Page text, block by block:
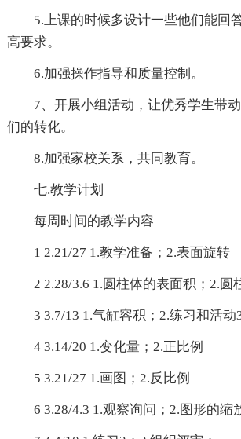
5.上课的时候多设计一些他们能回
高要求。
6.加强操作指导和质量控制。
7、开展小组活动，让优秀学生带
们的转化。
8.加强家校关系，共同教育。
七.教学计划
每周时间的教学内容
1 2.21/27 1.教学准备；2.表面旋转
2 2.28/3.6 1.圆柱体的表面积；2.圆
3 3.7/13 1.气缸容积；2.练习和活动
4 3.14/20 1.变化量；2.正比例
5 3.21/27 1.画图；2.反比例
6 3.28/4.3 1.观察询问；2.图形的缩